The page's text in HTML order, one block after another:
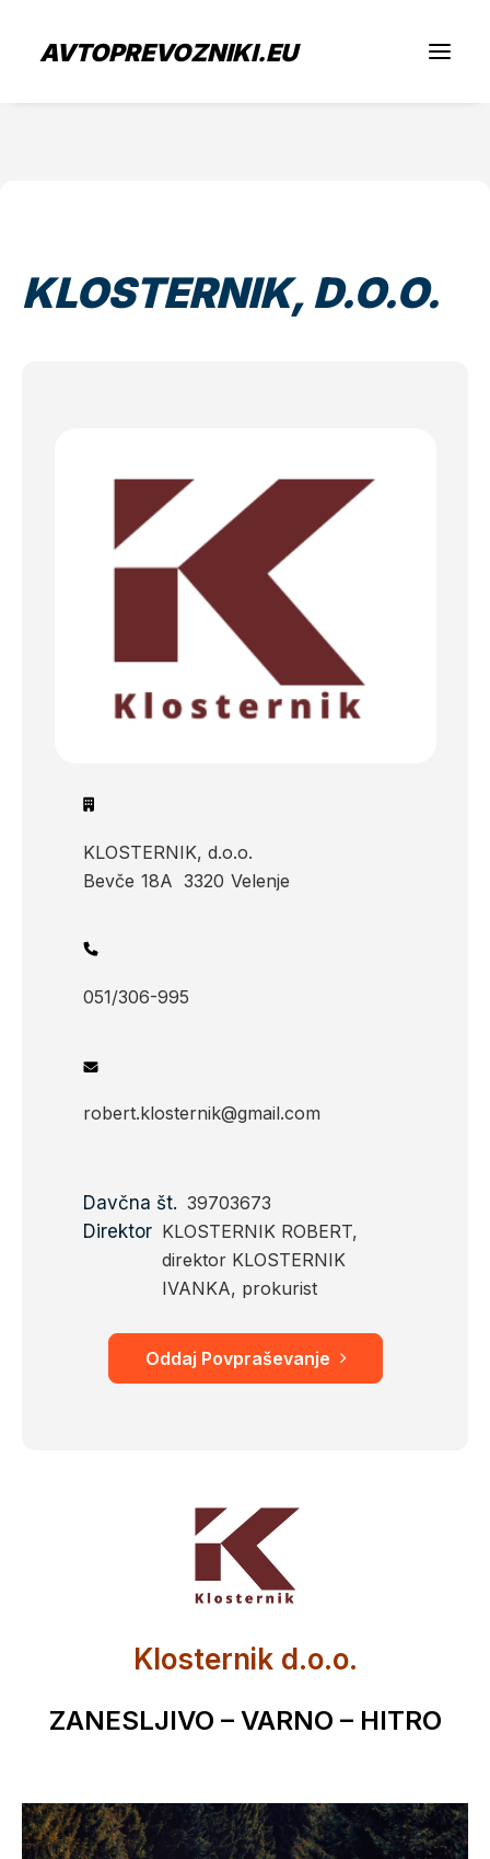
AVTOPREVOZNIKI.EU
Zaposlitev
KLOSTERNIK, D.O.O.
KLOSTERNIK, d.o.o.
Bevče 18A 3320 Velenje
051/306-995
robert.klosternik@gmail.com
Davčna št. 39703673
Direktor KLOSTERNIK ROBERT,
direktor KLOSTERNIK
IVANKA, prokurist
Oddaj Povpraševanje
Klosternik d.o.o.
ZANESLJIVO – VARNO – HITRO